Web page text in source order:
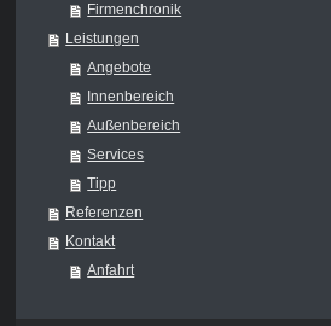
Firmenchronik
Leistungen
Angebote
Innenbereich
Außenbereich
Services
Tipp
Referenzen
Kontakt
Anfahrt